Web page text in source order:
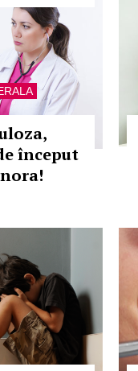
început